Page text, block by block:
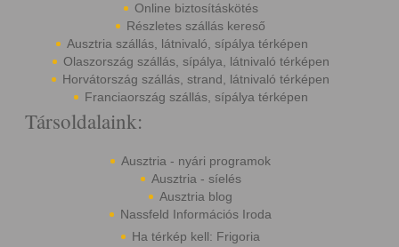
Online biztosításkötés
Részletes szállás kereső
Ausztria szállás, látnivaló, sípálya térképen
Olaszország szállás, sípálya, látnivaló térképen
Horvátország szállás, strand, látnivaló térképen
Franciaország szállás, sípálya térképen
Társoldalaink:
Ausztria - nyári programok
Ausztria - síelés
Ausztria blog
Nassfeld Információs Iroda
Ha térkép kell: Frigoria